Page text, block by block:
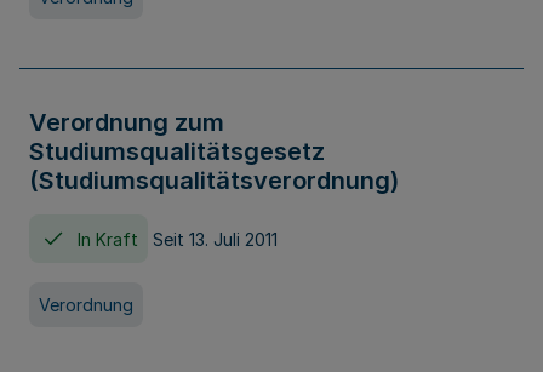
Verordnung zum
Studiumsqualitätsgesetz
(Studiumsqualitätsverordnung)
In Kraft Seit 13. Juli 2011
Verordnung